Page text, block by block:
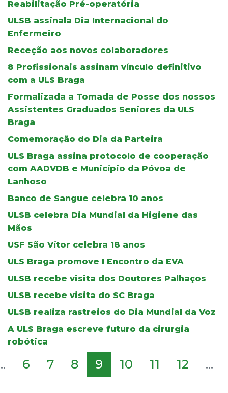
Reabilitação Pré-operatória
ULSB assinala Dia Internacional do
Enfermeiro
Receção aos novos colaboradores
8 Profissionais assinam vínculo definitivo
com a ULS Braga
Formalizada a Tomada de Posse dos nossos
Assistentes Graduados Seniores da ULS
Braga
Comemoração do Dia da Parteira
ULS Braga assina protocolo de cooperação
com AADVDB e Município da Póvoa de
Lanhoso
Banco de Sangue celebra 10 anos
ULSB celebra Dia Mundial da Higiene das
Mãos
USF São Vítor celebra 18 anos
ULS Braga promove I Encontro da EVA
ULSB recebe visita dos Doutores Palhaços
ULSB recebe visita do SC Braga
ULSB realiza rastreios do Dia Mundial da Voz
A ULS Braga escreve futuro da cirurgia
robótica
6 7 8 9 10 11 12 ...